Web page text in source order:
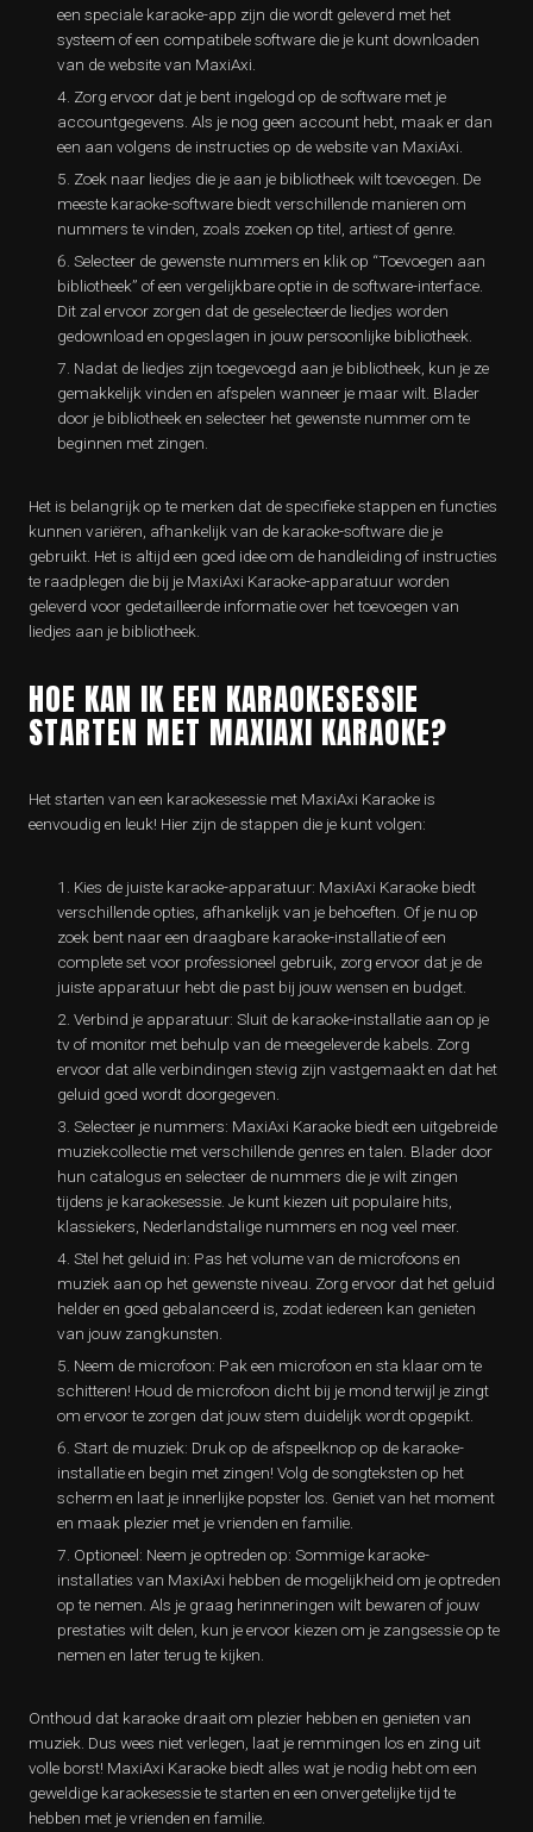
een speciale karaoke-app zijn die wordt geleverd met het
systeem of een compatibele software die je kunt downloaden
van de website van MaxiAxi.
Zorg ervoor dat je bent ingelogd op de software met je
accountgegevens. Als je nog geen account hebt, maak er dan
een aan volgens de instructies op de website van MaxiAxi.
Zoek naar liedjes die je aan je bibliotheek wilt toevoegen. De
meeste karaoke-software biedt verschillende manieren om
nummers te vinden, zoals zoeken op titel, artiest of genre.
Selecteer de gewenste nummers en klik op “Toevoegen aan
bibliotheek” of een vergelijkbare optie in de software-interface.
Dit zal ervoor zorgen dat de geselecteerde liedjes worden
gedownload en opgeslagen in jouw persoonlijke bibliotheek.
Nadat de liedjes zijn toegevoegd aan je bibliotheek, kun je ze
gemakkelijk vinden en afspelen wanneer je maar wilt. Blader
door je bibliotheek en selecteer het gewenste nummer om te
beginnen met zingen.
Het is belangrijk op te merken dat de specifieke stappen en functies
kunnen variëren, afhankelijk van de karaoke-software die je
gebruikt. Het is altijd een goed idee om de handleiding of instructies
te raadplegen die bij je MaxiAxi Karaoke-apparatuur worden
geleverd voor gedetailleerde informatie over het toevoegen van
liedjes aan je bibliotheek.
HOE KAN IK EEN KARAOKESESSIE
STARTEN MET MAXIAXI KARAOKE?
Het starten van een karaokesessie met MaxiAxi Karaoke is
eenvoudig en leuk! Hier zijn de stappen die je kunt volgen:
Kies de juiste karaoke-apparatuur: MaxiAxi Karaoke biedt
verschillende opties, afhankelijk van je behoeften. Of je nu op
zoek bent naar een draagbare karaoke-installatie of een
complete set voor professioneel gebruik, zorg ervoor dat je de
juiste apparatuur hebt die past bij jouw wensen en budget.
Verbind je apparatuur: Sluit de karaoke-installatie aan op je
tv of monitor met behulp van de meegeleverde kabels. Zorg
ervoor dat alle verbindingen stevig zijn vastgemaakt en dat het
geluid goed wordt doorgegeven.
Selecteer je nummers: MaxiAxi Karaoke biedt een uitgebreide
muziekcollectie met verschillende genres en talen. Blader door
hun catalogus en selecteer de nummers die je wilt zingen
tijdens je karaokesessie. Je kunt kiezen uit populaire hits,
klassiekers, Nederlandstalige nummers en nog veel meer.
Stel het geluid in: Pas het volume van de microfoons en
muziek aan op het gewenste niveau. Zorg ervoor dat het geluid
helder en goed gebalanceerd is, zodat iedereen kan genieten
van jouw zangkunsten.
Neem de microfoon: Pak een microfoon en sta klaar om te
schitteren! Houd de microfoon dicht bij je mond terwijl je zingt
om ervoor te zorgen dat jouw stem duidelijk wordt opgepikt.
Start de muziek: Druk op de afspeelknop op de karaoke-
installatie en begin met zingen! Volg de songteksten op het
scherm en laat je innerlijke popster los. Geniet van het moment
en maak plezier met je vrienden en familie.
Optioneel: Neem je optreden op: Sommige karaoke-
installaties van MaxiAxi hebben de mogelijkheid om je optreden
op te nemen. Als je graag herinneringen wilt bewaren of jouw
prestaties wilt delen, kun je ervoor kiezen om je zangsessie op te
nemen en later terug te kijken.
Onthoud dat karaoke draait om plezier hebben en genieten van
muziek. Dus wees niet verlegen, laat je remmingen los en zing uit
volle borst! MaxiAxi Karaoke biedt alles wat je nodig hebt om een
geweldige karaokesessie te starten en een onvergetelijke tijd te
hebben met je vrienden en familie.